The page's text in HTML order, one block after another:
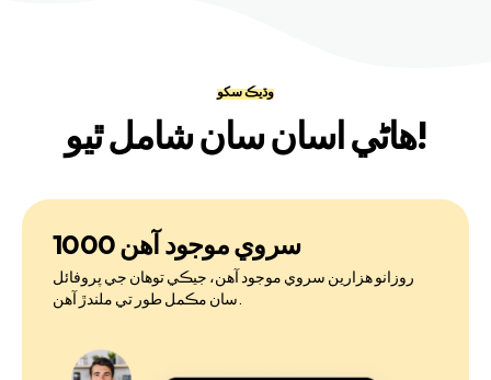
وڌيڪ سکو
هاڻي اسان سان شامل ٿيو!
1000 سروي موجود آهن
روزانو هزارين سروي موجود آهن، جيڪي توهان جي پروفائل